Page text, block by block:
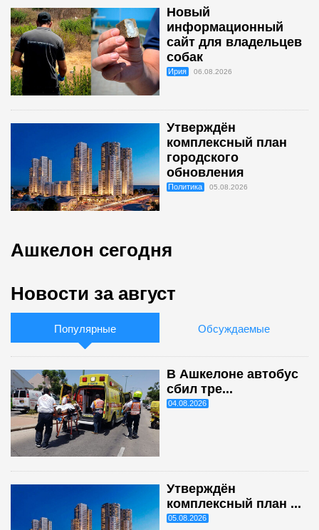
Новый
информационный
сайт для владельцев
собак
Ирия 06.08.2026
Утверждён
комплексный план
городского
обновления
Политика 05.08.2026
Ашкелон сегодня
Новости за август
Популярные Обсуждаемые
В Ашкелоне автобус
сбил тре...
04.08.2026
Утверждён
комплексный план ...
05.08.2026